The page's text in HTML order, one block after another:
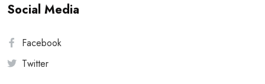
Social Media
Facebook
Twitter